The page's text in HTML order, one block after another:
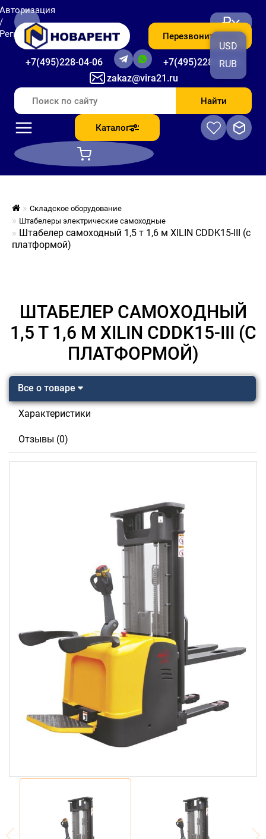
zakaz@vira21.ru
+7(495)228-04-06 +7(495)228-06-56
Перезвоните мне
₽
USD
RUB
Найти
Каталог
Складское оборудование
Штабелеры электрические самоходные
Штабелер самоходный 1,5 т 1,6 м XILIN CDDK15-III (с
платформой)
ШТАБЕЛЕР САМОХОДНЫЙ
1,5 Т 1,6 М XILIN CDDK15-III (С
ПЛАТФОРМОЙ)
Все о товаре
Характеристики
Отзывы (0)